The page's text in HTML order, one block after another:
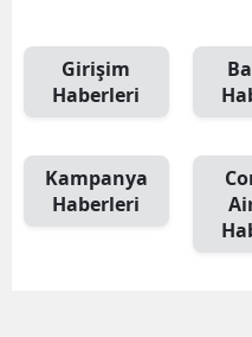
Girişim
Haberleri
Kampanya
Haberleri